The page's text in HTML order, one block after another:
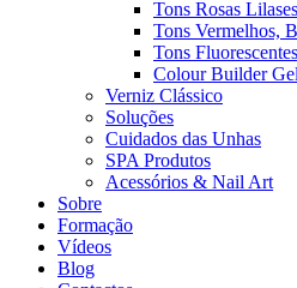
Tons Rosas
Tons Vermelhos,
Tons
Colour Builder Gel
Verniz Clássico
Soluções
Cuidados das Unhas
SPA Produtos
Acessórios & Nail Art
Sobre
Formação
Vídeos
Blog